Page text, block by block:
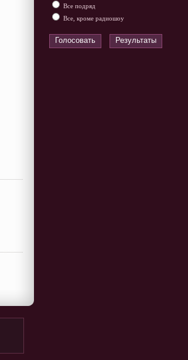
Все подряд
Все, кроме радиошоу
Голосовать Результаты